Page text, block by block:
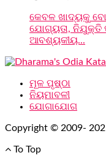
କେବଳ ଖାଦ୍ୟକୁ
ଯୋଗ୍ୟତା, ନିଯୁକ୍ତି
ଆବଶ୍ୟକୀୟ...
ମୂଳ ପୃଷ୍ଠା
ନିୟମାବଳୀ
ଯୋଗାଯୋଗ
Copyright © 2009-
To Top